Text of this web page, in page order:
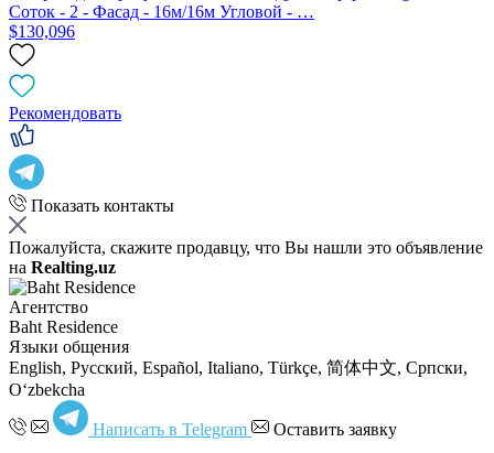
Соток - 2 - Фасад - 16м/16м Угловой - …
$130,096
Рекомендовать
Показать контакты
Пожалуйста, скажите продавцу, что Вы нашли это объявление
на Realting.uz
Агентство
Baht Residence
Языки общения
English, Русский, Español, Italiano, Türkçe, 简体中文, Српски,
Oʻzbekcha
Написать в Telegram Оставить заявку